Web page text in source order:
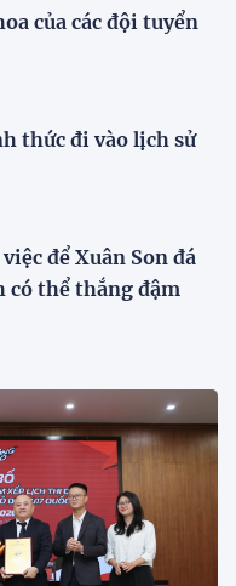
Play 2026: Hứa
cả nước, VCK U21
hẹn tạo nên cuộc
cho những
đá Việt Nam.
sinh, phát hiện tài